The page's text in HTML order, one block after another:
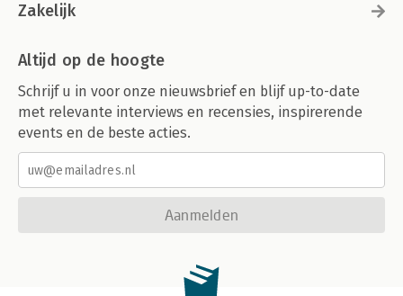
Zakelijk
Altijd op de hoogte
Schrijf u in voor onze nieuwsbrief en blijf up-to-date
met relevante interviews en recensies, inspirerende
events en de beste acties.
Aanmelden